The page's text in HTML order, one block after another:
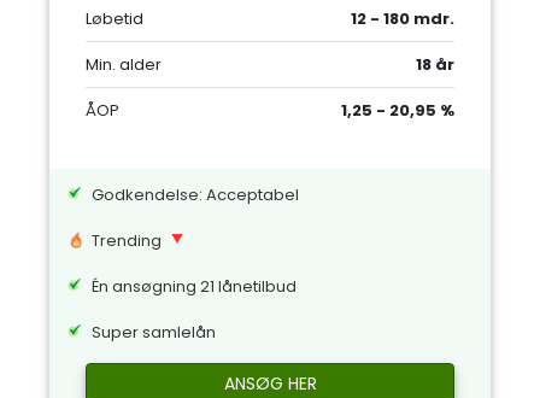
Løbetid
12 - 180 mdr.
Min. alder
18 år
ÅOP
1,25 - 20,95 %
Godkendelse: Acceptabel
Trending
Én ansøgning 21 lånetilbud
Super samlelån
ANSØG HER